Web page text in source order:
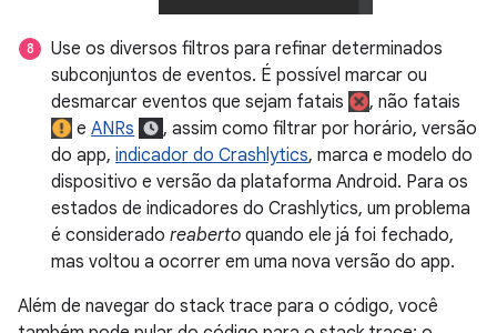
Use os diversos filtros para refinar determinados
subconjuntos de eventos. É possível marcar ou
desmarcar eventos que sejam fatais
, não fatais
eANRs
, assim como filtrar por horário, versão
do app, indicador do Crashlytics, marca e modelo do
dispositivo e versão da plataforma Android. Para os
estados de indicadores do Crashlytics, um problema
é considerado reaberto quando ele já foi fechado,
mas voltou a ocorrer em uma nova versão do app.
Além de navegar do stack trace para o código, você